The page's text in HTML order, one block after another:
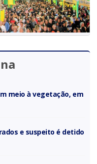
meio à vegetação, em
e suspeito é detido